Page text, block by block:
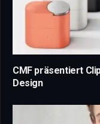
CMF präsentiert
Design